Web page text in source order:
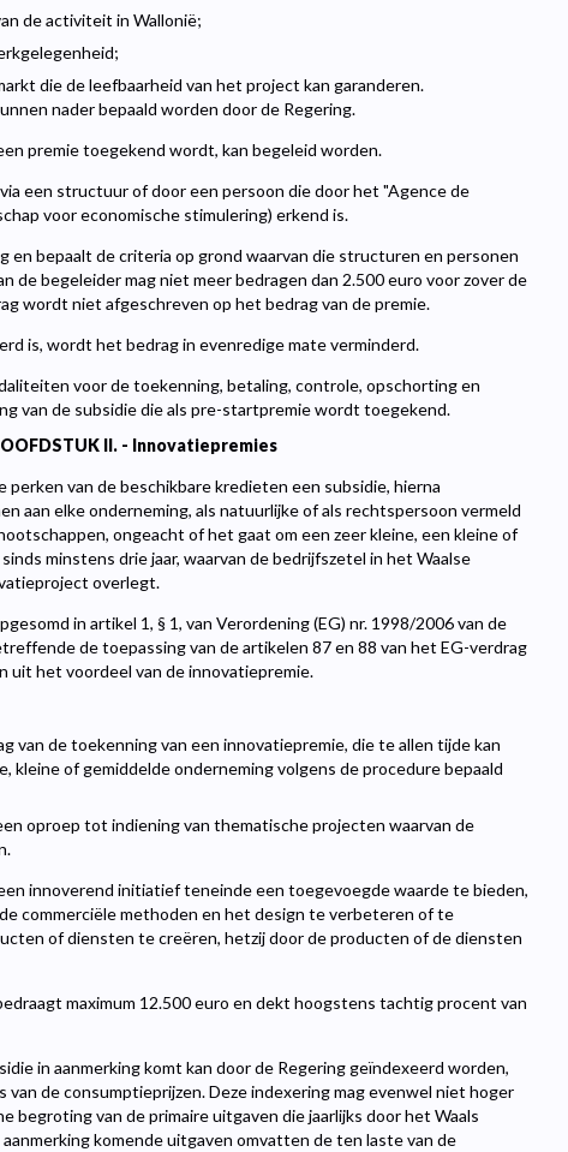
de activiteit in Wallonië;
die de leefbaarheid van het project kan garanderen.
nader bepaald worden door de Regering.
premie toegekend wordt, kan begeleid worden.
een structuur of door een persoon die door het "Agence de
voor economische stimulering) erkend is.
en bepaalt de criteria op grond waarvan die structuren en personen
de begeleider mag niet meer bedragen dan 2.500 euro voor zover de
wordt niet afgeschreven op het bedrag van de premie.
is, wordt het bedrag in evenredige mate verminderd.
voor de toekenning, betaling, controle, opschorting en
van de subsidie die als pre-startpremie wordt toegekend.
II. - Innovatiepremies
perken van de beschikbare kredieten een subsidie, hierna
aan elke onderneming, als natuurlijke of als rechtspersoon vermeld
ongeacht of het gaat om een zeer kleine, een kleine of
minstens drie jaar, waarvan de bedrijfszetel in het Waalse
overlegt.
in artikel 1, § 1, van Verordening (EG) nr. 1998/2006 van de
de toepassing van de artikelen 87 en 88 van het EG-verdrag
uit het voordeel van de innovatiepremie.
van de toekenning van een innovatiepremie, die te allen tijde kan
kleine of gemiddelde onderneming volgens de procedure bepaald
oproep tot indiening van thematische projecten waarvan de
innoverend initiatief teneinde een toegevoegde waarde te bieden,
commerciële methoden en het design te verbeteren of te
of diensten te creëren, hetzij door de producten of de diensten
maximum 12.500 euro en dekt hoogstens tachtig procent van
in aanmerking komt kan door de Regering geïndexeerd worden,
de consumptieprijzen. Deze indexering mag evenwel niet hoger
begroting van de primaire uitgaven die jaarlijks door het Waals
komende uitgaven omvatten de ten laste van de